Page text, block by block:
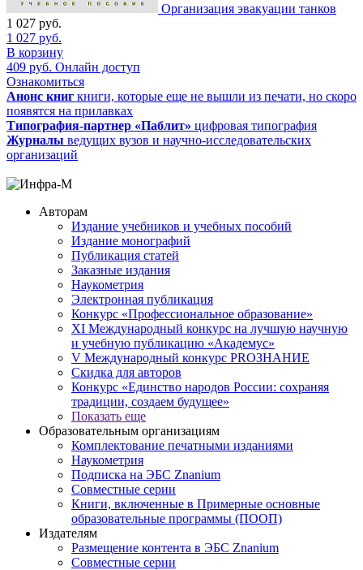
Организация эвакуации танков
1 027 руб.
1 027 руб.
В корзину
409 руб. Онлайн доступ
Ознакомиться
Анонс книг книги, которые еще не вышли из печати, но скоро
появятся на прилавках
Типография-партнер «Паблит» цифровая типография
Журналы ведущих вузов и научно-исследовательских
организаций
Авторам
Издание учебников и учебных пособий
Издание монографий
Публикация статей
Заказные издания
Наукометрия
Электронная публикация
Конкурс «Профессиональное образование»
XI Международный конкурс на лучшую научную
и учебную публикацию «Академус»
V Международный конкурс PROЗНАНИЕ
Скидка для авторов
Конкурс «Единство народов России: сохраняя
традиции, создаем будущее»
Показать еще
Образовательным организациям
Комплектование печатными изданиями
Наукометрия
Подписка на ЭБС Znanium
Совместные серии
Книги, включенные в Примерные основные
образовательные программы (ПООП)
Издателям
Размещение контента в ЭБС Znanium
Совместные серии